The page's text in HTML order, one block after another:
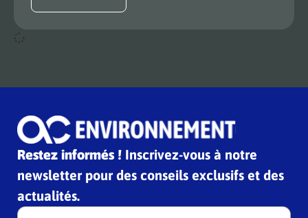
Restez informés ! Inscrivez-vous à notre
newsletter pour des conseils exclusifs et des
actualités.